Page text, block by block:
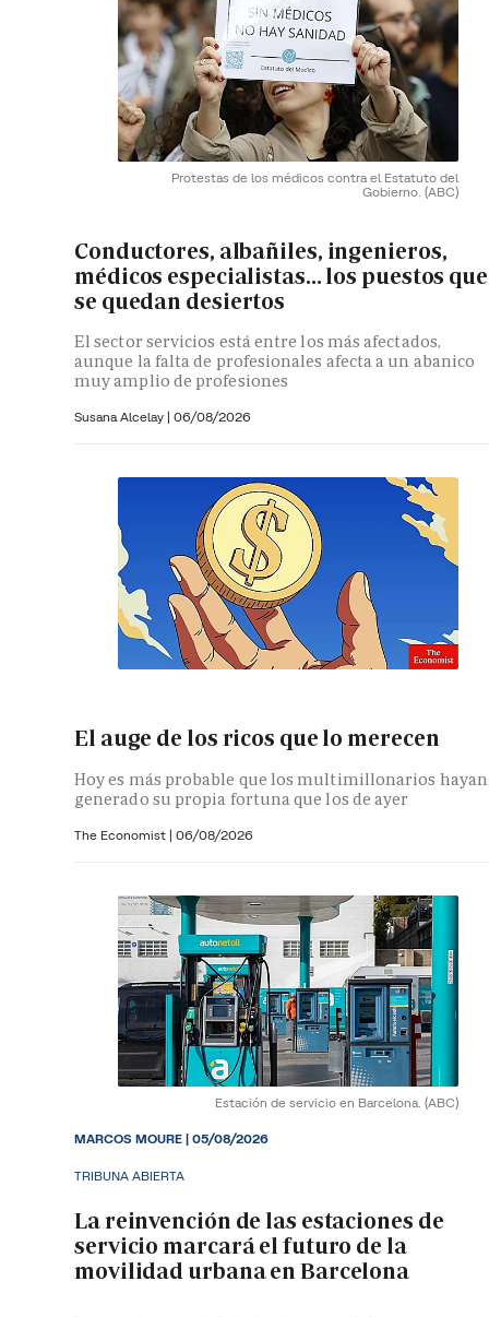
Protestas de los médicos contra el Estatuto del
Gobierno. (ABC)
Conductores, albañiles, ingenieros,
médicos especialistas... los puestos que
se quedan desiertos
El sector servicios está entre los más afectados,
aunque la falta de profesionales afecta a un abanico
muy amplio de profesiones
Susana Alcelay | 06/08/2026
El auge de los ricos que lo merecen
Hoy es más probable que los multimillonarios hayan
generado su propia fortuna que los de ayer
The Economist | 06/08/2026
Estación de servicio en Barcelona. (ABC)
TRIBUNA ABIERTA
La reinvención de las estaciones de
servicio marcará el futuro de la
movilidad urbana en Barcelona
MARCOS MOURE |05/08/2026